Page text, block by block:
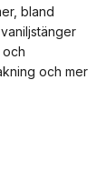
bland
och mer